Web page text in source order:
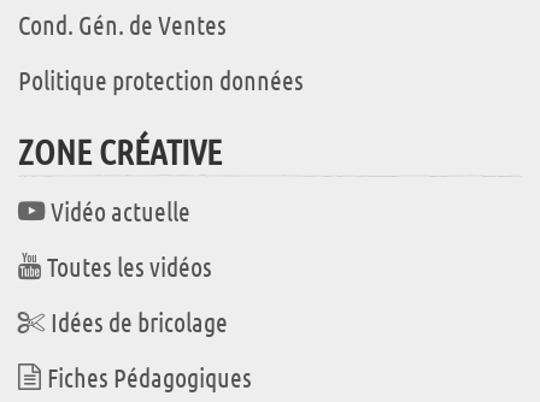
Cond. Gén. de Ventes
Politique protection données
ZONE CRÉATIVE
Vidéo actuelle
Toutes les vidéos
Idées de bricolage
Fiches Pédagogiques